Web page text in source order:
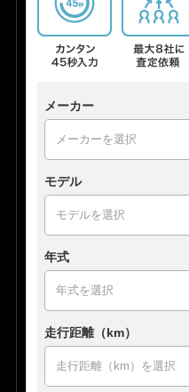
メーカー
モデル
年式
走行距離（km）